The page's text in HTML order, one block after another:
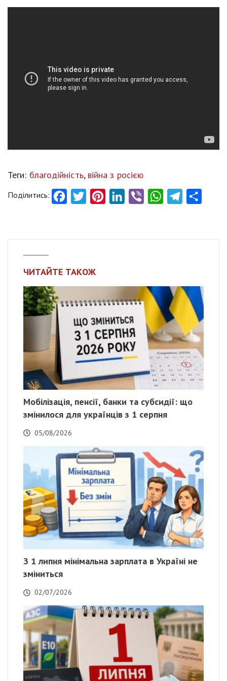
Теги: благодійність, війна з росією
Поділитись: FacebookTwitter PinterestLinkedInViber WhatsAppTelegram
ЧИТАЙТЕ ТАКОЖ
Мобілізація, пенсії, банки та субсидії: що
змінилося для українців з 1 серпня
05/08/2026
З 1 липня мінімальна зарплата в Україні не
зміниться
02/07/2026